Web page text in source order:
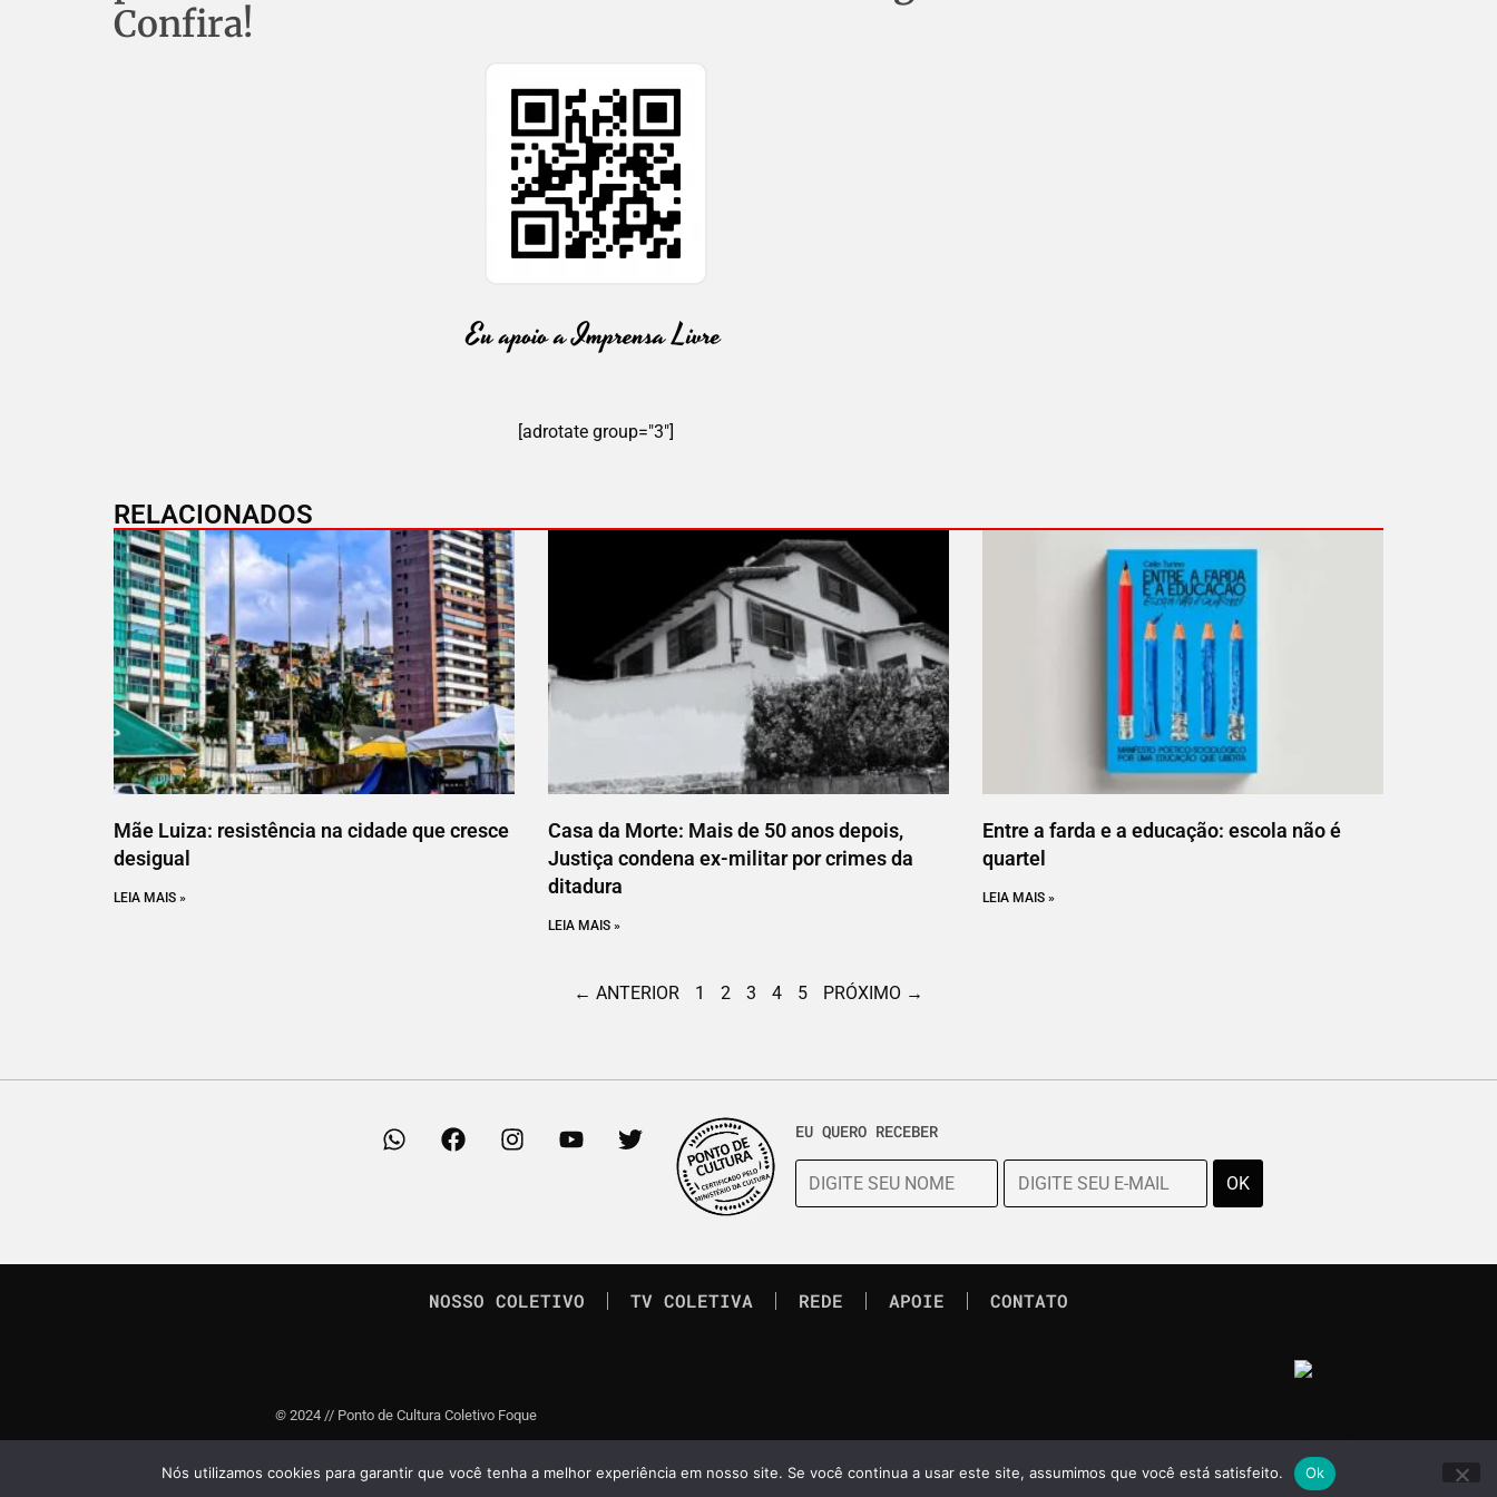
Confira!
[adrotate group="3"]
RELACIONADOS
Mãe Luiza: resistência na cidade que cresce
desigual
LEIA MAIS »
Casa da Morte: Mais de 50 anos depois,
Justiça condena ex-militar por crimes da
ditadura
LEIA MAIS »
Entre a farda e a educação: escola não é
quartel
LEIA MAIS »
← ANTERIOR 1 2 3 4 5 PRÓXIMO →
EU QUERO RECEBER
NOSSO COLETIVO TV COLETIVA REDE APOIE CONTATO
© 2024 // Ponto de Cultura Coletivo Foque
Nós utilizamos cookies para garantir que você tenha a melhor experiência em nosso site. Se você continua a usar este site, assumimos que você está satisfeito. Ok